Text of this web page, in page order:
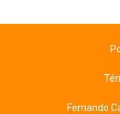
Fernando